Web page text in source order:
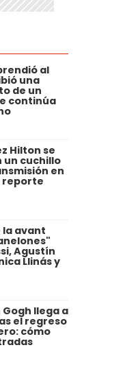
al
una
de un
continúa
Hilton se
un cuchillo
en
reporte
la avant
Agustín
Llinás y
Gogh llega a
el regreso
cómo